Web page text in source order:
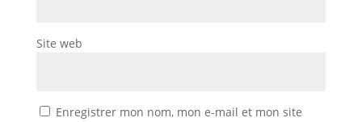
Site web
Enregistrer mon nom, mon e-mail et mon site